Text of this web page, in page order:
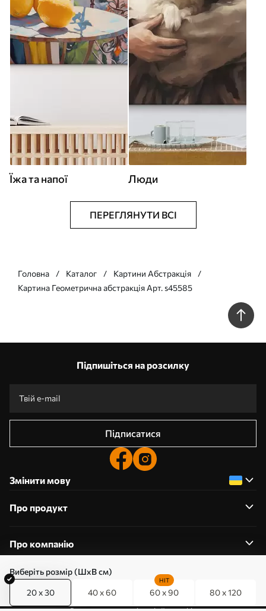
Виберіть розмір (ШхВ см)
20 x 30 40 x 60 60 x 90
HIT
80 x 120
Їжа та напої Люди
ПЕРЕГЛЯНУТИ ВСІ
Головна Каталог
Картини Абстракція
Картина Геометрична абстракція Арт. s45585
Підпишіться на розсилку
Підписатися
Змінити мову
Про продукт
Про компанію
0800357223